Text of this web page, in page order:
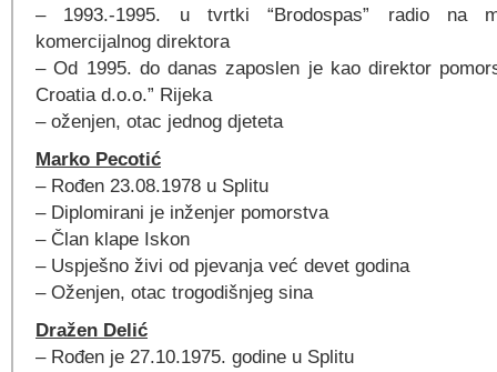
– 1993.-1995. u tvrtki “Brodospas” radio na
komercijalnog direktora
– Od 1995. do danas zaposlen je kao direktor
Croatia d.o.o.” Rijeka
– oženjen, otac jednog djeteta
Marko Pecotić
– Rođen 23.08.1978 u Splitu
– Diplomirani je inženjer pomorstva
– Član klape Iskon
– Uspješno živi od pjevanja već devet godina
– Oženjen, otac trogodišnjeg sina
Dražen Delić
– Rođen je 27.10.1975. godine u Splitu